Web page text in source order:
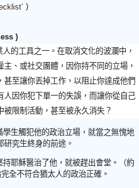
’ ）
)
的工具之一。在取消文化的波瀾中，
、或社交團體，因你持不同的立場，
甚至讓你丟掉工作，以阻止你達成他們
人因你犯下單一的失誤，而讓你從自己
被限制活動，甚至被永久消失？
學生觸犯他的政治立場，就當之無愧地
研究生終身的前途。
持耶穌醫治了他，就被趕出會堂。（約
全不符合猶太人的政治正確。